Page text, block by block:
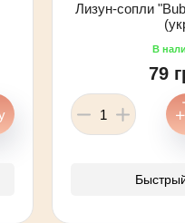
Лизун-сопли
79